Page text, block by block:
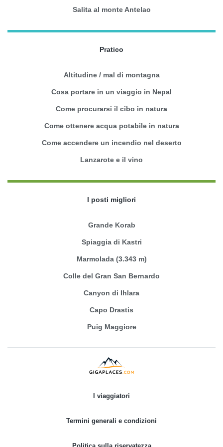
Salita al monte Antelao
Pratico
Altitudine / mal di montagna
Cosa portare in un viaggio in Nepal
Come procurarsi il cibo in natura
Come ottenere acqua potabile in natura
Come accendere un incendio nel deserto
Lanzarote e il vino
I posti migliori
Grande Korab
Spiaggia di Kastri
Marmolada (3.343 m)
Colle del Gran San Bernardo
Canyon di Ihlara
Capo Drastis
Puig Maggiore
I viaggiatori
Termini generali e condizioni